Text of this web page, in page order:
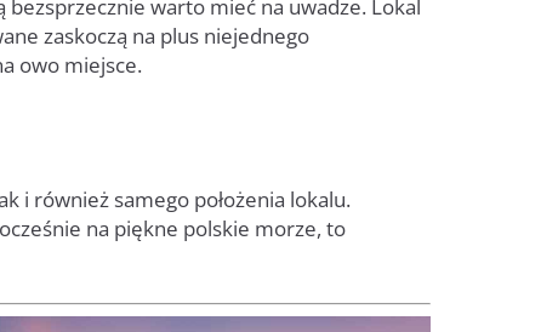
warto mieć na uwadze. Lokal
zaskoczą na plus niejednego
owo miejsce.
i również samego położenia lokalu.
na piękne polskie morze, to